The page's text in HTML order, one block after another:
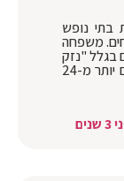
בתי נופש
משפחה
בגלל "נזק
שנגרם לכיריים כי הם הושארו דולקים יותר מ-24